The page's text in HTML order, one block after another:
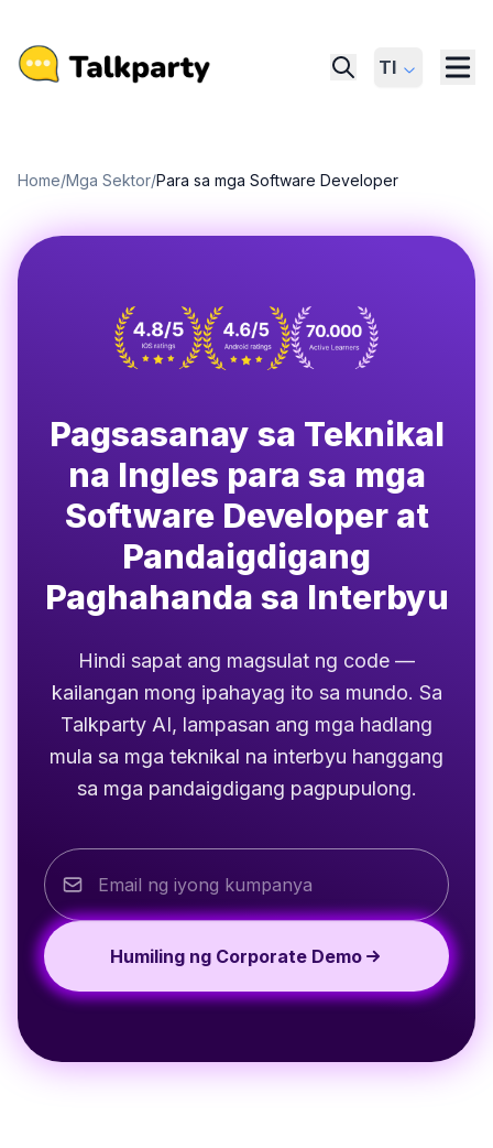
Tl
Home/Mga Sektor/Para sa mga Software Developer
Pagsasanay sa Teknikal
na Ingles para sa mga
Software Developer at
Pandaigdigang
Paghahanda sa Interbyu
Hindi sapat ang magsulat ng code —
kailangan mong ipahayag ito sa mundo. Sa
Talkparty AI, lampasan ang mga hadlang
mula sa mga teknikal na interbyu hanggang
sa mga pandaigdigang pagpupulong.
Humiling ng Corporate Demo